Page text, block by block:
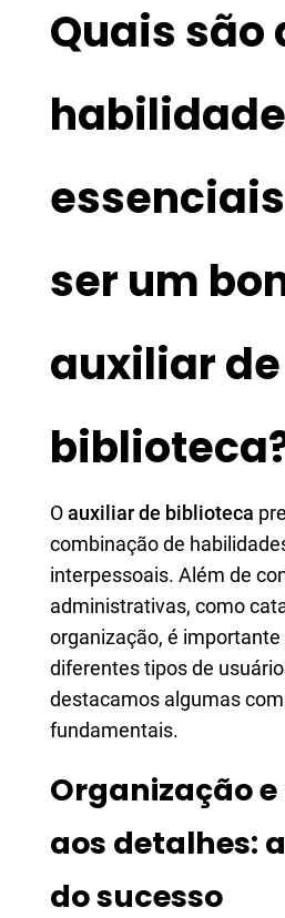
Quais são
ser um
auxiliar de
Oauxiliar de biblioteca
combinação de
interpessoais. Além de
administrativas, como
organização, é
diferentes tipos de
destacamos algumas
fundamentais.
Organização
aos detalhes:
do sucesso